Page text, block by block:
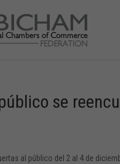
se
al público del 2 al 4 de